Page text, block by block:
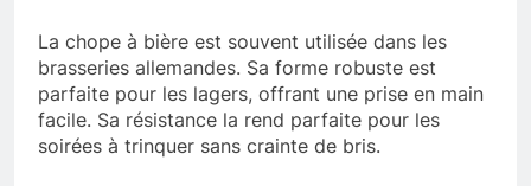
La chope à bière est souvent utilisée dans les
brasseries allemandes. Sa forme robuste est
parfaite pour les lagers, offrant une prise en main
facile. Sa résistance la rend parfaite pour les
soirées à trinquer sans crainte de bris.